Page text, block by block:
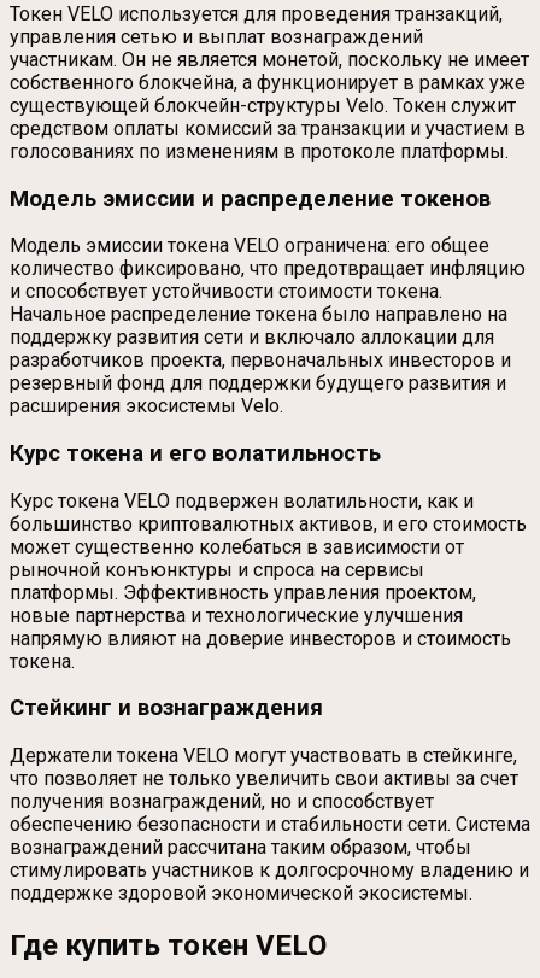
Токен VELO используется для проведения транзакций,
управления сетью и выплат вознаграждений
участникам. Он не является монетой, поскольку не имеет
собственного блокчейна, а функционирует в рамках уже
существующей блокчейн-структуры Velo. Токен служит
средством оплаты комиссий за транзакции и участием в
голосованиях по изменениям в протоколе платформы.
Модель эмиссии и распределение токенов
Модель эмиссии токена VELO ограничена: его общее
количество фиксировано, что предотвращает инфляцию
и способствует устойчивости стоимости токена.
Начальное распределение токена было направлено на
поддержку развития сети и включало аллокации для
разработчиков проекта, первоначальных инвесторов и
резервный фонд для поддержки будущего развития и
расширения экосистемы Velo.
Курс токена и его волатильность
Курс токена VELO подвержен волатильности, как и
большинство криптовалютных активов, и его стоимость
может существенно колебаться в зависимости от
рыночной конъюнктуры и спроса на сервисы
платформы. Эффективность управления проектом,
новые партнерства и технологические улучшения
напрямую влияют на доверие инвесторов и стоимость
токена.
Стейкинг и вознаграждения
Держатели токена VELO могут участвовать в стейкинге,
что позволяет не только увеличить свои активы за счет
получения вознаграждений, но и способствует
обеспечению безопасности и стабильности сети. Система
вознаграждений рассчитана таким образом, чтобы
стимулировать участников к долгосрочному владению и
поддержке здоровой экономической экосистемы.
Где купить токен VELO